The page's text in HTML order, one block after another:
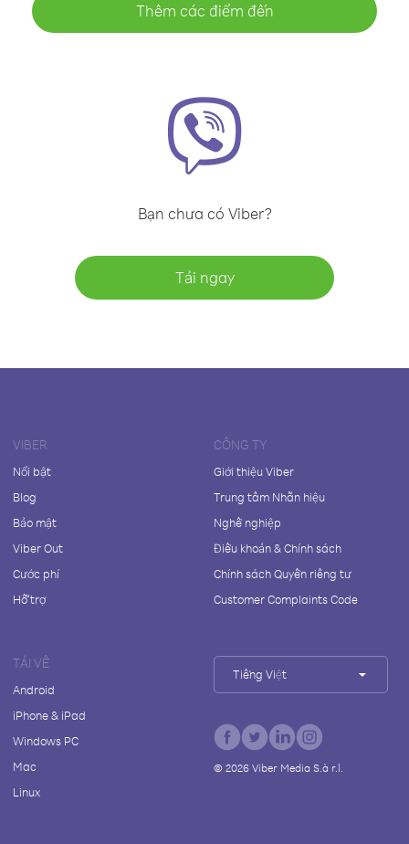
Thêm các điểm đến
Bạn chưa có Viber?
Tải ngay
VIBER
Nổi bật
Blog
Bảo mật
Viber Out
Cước phí
Hỗ trợ
CÔNG TY
Giới thiệu Viber
Trung tâm Nhãn hiệu
Nghề nghiệp
Điều khoản & Chính sách
Chính sách Quyền riêng tư
Customer Complaints Code
TẢI VỀ
Android
iPhone & iPad
Windows PC
Mac
Linux
Tiếng Việt
© 2026Viber Media S.à r.l.